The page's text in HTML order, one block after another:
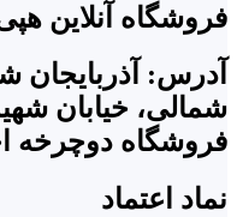
فروشگاه آنلاین
آدرس: آذربایجان
شمالی، خیابان
فروشگاه دوچرخه
نماد اعتماد